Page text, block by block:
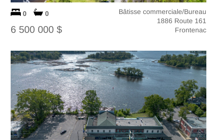
0 0
6 500 000 $
Bâtisse commerciale/Bureau
1886 Route 161
Frontenac